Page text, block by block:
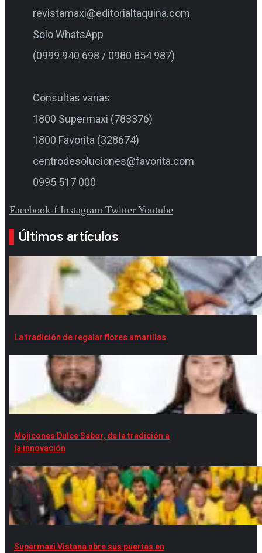
revistamaxi@editorialtaquina.com
Solo WhatsApp
(0999 940 698 / 0980 854 987)
Consultas varias
1800 Supermaxi (783376)
1800 Favorita (328674)
centrodesoluciones@favorita.com
0995 517 000
Facebook-f Instagram Twitter Youtube
Últimos artículos
La tradición de regalar flores amarillas
Mojicones Dulce Sabor, de la tradición a
la innovación
Supermaxi Vistana abre sus puertas en